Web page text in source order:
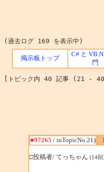
(過去ログ 169 を表示中)
掲示板トップ
C# と
門
[トピック内 40 記事 (21 -
■97265 / inTopicNo.21)
□投稿者/ てっちゃん (14回